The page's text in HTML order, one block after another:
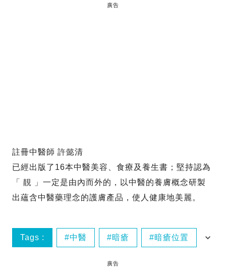
廣告
註冊中醫師 許懿清
已經出版了16本中醫美容、食療及養生書；堅持認為
「 靚 」一定是由內而外的，以中醫的養膚概念研製
出蘊含中醫藥理念的護膚產品，使人健康地美麗。
Tags : 中醫 暗瘡 暗瘡位置
廣告